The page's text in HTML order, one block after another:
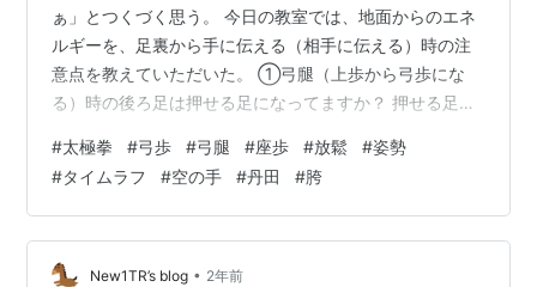
ぁ」とつくづく思う。 今日の教室では、地面からのエネ
ルギーを、足裏から手に伝える（相手に伝える）時の注
意点を教えていただいた。 ①弓腿（上歩から弓歩にな
る）時の後ろ足は押せる足になってますか？ 押せる足を
る時と同じで、膝が下を向かない様に、腰を落とせば正
しい腰の位置になります。その腰の位置で上歩できてい
れば、その膝を真直ぐに伸ばす事で、押すエネルギーが
出て来ます。 ②弓腿時の前足は後ろ足からのエネルギー
をちゃんと受け止めていますか？ 体重が前足の爪先に乗
#太極拳 #弓歩 #弓腿 #座歩 #放鬆 #姿勢
#タイムラフ #空の手 #丹田 #胯
New1TR’s blog • 2年前